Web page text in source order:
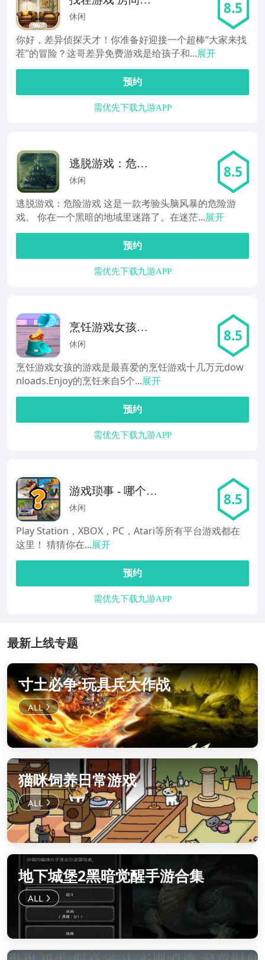
戏
休闲 8.5
你好，差异侦探天才！你准备好迎接一个超棒“大家来找
茬”的冒险？这哥差异免费游戏是给孩子和...展开
预约
需优先下载九游APP
逃脱游戏：危险
游戏
休闲 8.5
逃脱游戏：危险游戏 这是一款考验头脑风暴的危险游
戏。 你在一个黑暗的地域里迷路了。在迷茫...展开
预约
需优先下载九游APP
烹饪游戏女孩的
游戏
休闲 8.5
烹饪游戏女孩的游戏是最喜爱的烹饪游戏十几万元dow
nloads.Enjoy的烹饪来自5个...展开
预约
需优先下载九游APP
游戏琐事 - 哪个游
戏？
休闲 8.5
Play Station，XBOX，PC，Atari等所有平台游戏都在
这里！ 猜猜你在...展开
预约
需优先下载九游APP
最新上线专题
寸土必争:玩具兵大作战
猫咪饲养日常游戏
地下城堡2黑暗觉醒手游合集